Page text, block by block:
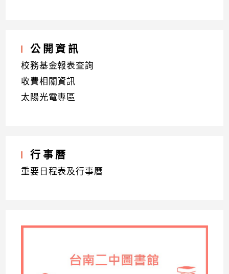
公開資訊
校務基金報表查詢
收費相關資訊
太陽光電專區
行事曆
重要日程表及行事曆